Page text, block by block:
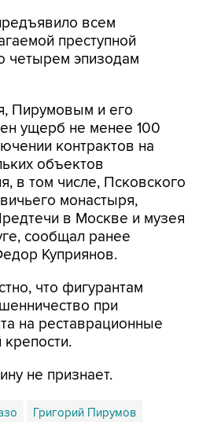
всем
преступной
четырем эпизодам
Пирумовым и его
ущерб не менее 100
контрактов на
объектов
в том числе, Псковского
монастыря,
в Москве и музея
сообщал ранее
Куприянов.
что фигурантам
при
на реставрационные
не признает.
Григорий Пирумов